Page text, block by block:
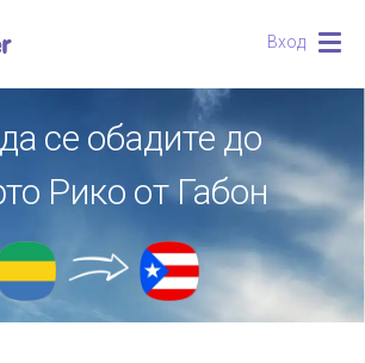
Вход
се обадите до
Рико от Габон